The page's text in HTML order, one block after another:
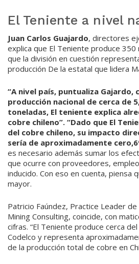
El Teniente a nivel
Juan Carlos Guajardo, directores
explica que El Teniente produce 350
que la división en cuestión
producción De la estatal que lidera
“A nivel país, puntualiza Gajardo,
producción nacional de cerca de
toneladas, El teniente explica
cobre chileno”. “Dado que El
del cobre chileno, su impacto
sería de aproximadamente
es necesario además sumar los
que ocurre con proveedores,
inducido. Con eso en cuenta, piensa
mayor.
Patricio Faúndez, Practice Leader de
Mining Consulting, coincide, con
cifras. “El Teniente produce cerca
Codelco y representa
de la producción total de cobre en